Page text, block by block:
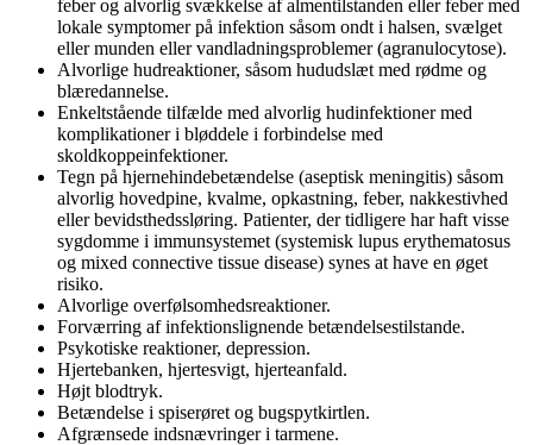
feber og alvorlig svækkelse af almentilstanden eller feber med
lokale symptomer på infektion såsom ondt i halsen, svælget
eller munden eller vandladningsproblemer (agranulocytose).
Alvorlige hudreaktioner, såsom hududslæt med rødme og
blæredannelse.
Enkeltstående tilfælde med alvorlig hudinfektioner med
komplikationer i bløddele i forbindelse med
skoldkoppeinfektioner.
Tegn på hjernehindebetændelse (aseptisk meningitis) såsom
alvorlig hovedpine, kvalme, opkastning, feber, nakkestivhed
eller bevidsthedssløring. Patienter, der tidligere har haft visse
sygdomme i immunsystemet (systemisk lupus erythematosus
og mixed connective tissue disease) synes at have en øget
risiko.
Alvorlige overfølsomhedsreaktioner.
Forværring af infektionslignende betændelsestilstande.
Psykotiske reaktioner, depression.
Hjertebanken, hjertesvigt, hjerteanfald.
Højt blodtryk.
Betændelse i spiserøret og bugspytkirtlen.
Afgrænsede indsnævringer i tarmene.